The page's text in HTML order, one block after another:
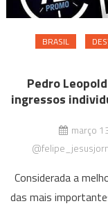
BRASIL
Pedro
ingressos
março
Considerada a
das mais